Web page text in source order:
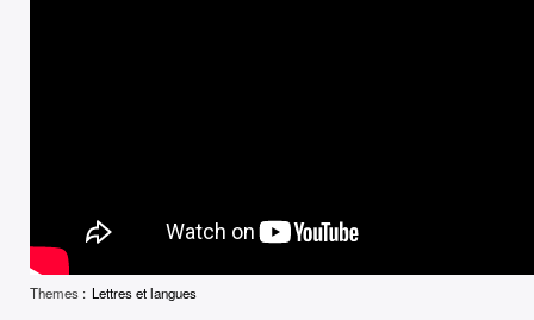
Themes : Lettres et langues